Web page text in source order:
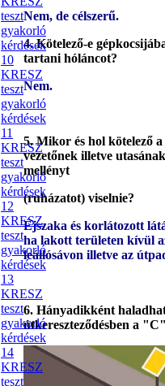
Nem, de célszerű.
4.Kötelező-e
tartani hóláncot?
Nem.
5.Mikor és hol kötelező
vezetőnek illetve
mellényt
(ruházatot) viselnie?
Éjszaka és korlátozott
ha lakott területen kívül
leállósávon illetve az
6. Hányadikként
útkereszteződésben a
teszt
gyakorló
kérdések
10
KRESZ
teszt
gyakorló
kérdések
11
KRESZ
teszt
gyakorló
kérdések
12
KRESZ
teszt
gyakorló
kérdések
13
KRESZ
teszt
gyakorló
kérdések
14
KRESZ
teszt